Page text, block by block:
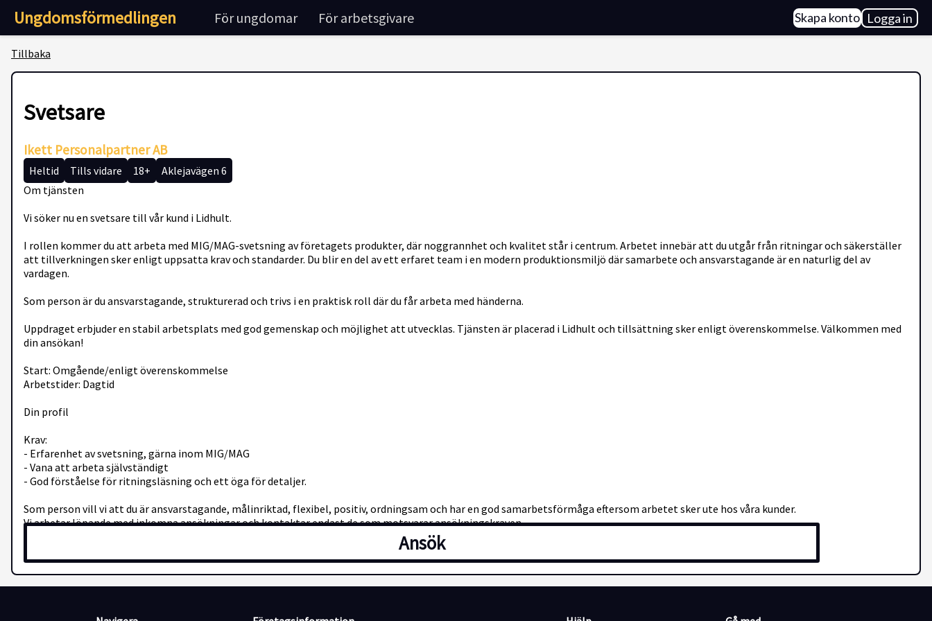
Ungdomsförmedlingen För ungdomar För arbetsgivare Skapa konto Logga in
Tillbaka
Svetsare
Ikett Personalpartner AB
Heltid Tills vidare 18+
Aklejavägen 6
Om tjänsten
Vi söker nu en svetsare till vår kund i Lidhult.
I rollen kommer du att arbeta med MIG/MAG-svetsning av företagets produkter, där noggrannhet och kvalitet står i centrum. Arbetet innebär att du utgår från ritningar och säkerställer
att tillverkningen sker enligt uppsatta krav och standarder. Du blir en del av ett erfaret team i en modern produktionsmiljö där samarbete och ansvarstagande är en naturlig del av
vardagen.
Som person är du ansvarstagande, strukturerad och trivs i en praktisk roll där du får arbeta med händerna.
Uppdraget erbjuder en stabil arbetsplats med god gemenskap och möjlighet att utvecklas. Tjänsten är placerad i Lidhult och tillsättning sker enligt överenskommelse. Välkommen med
din ansökan!
Start: Omgående/enligt överenskommelse
Arbetstider: Dagtid
Din profil
Krav:
- Erfarenhet av svetsning, gärna inom MIG/MAG
- Vana att arbeta självständigt
- God förståelse för ritningsläsning och ett öga för detaljer.
Som person vill vi att du är ansvarstagande, målinriktad, flexibel, positiv, ordningsam och har en god samarbetsförmåga eftersom arbetet sker ute hos våra kunder.
Vi arbetar löpande med inkomna ansökningar och kontaktar endast de som motsvarar ansökningskraven.
Om Ikett Personalpartner AB
Ansök